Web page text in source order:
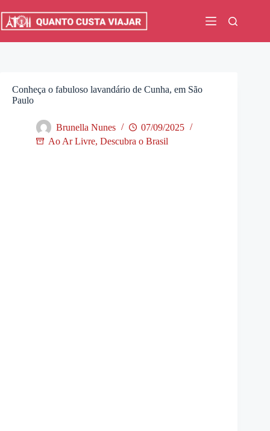
para
Conheça o fabuloso lavandário de Cunha, em São
Paulo
Brunella Nunes
07/09/2025
Ao Ar Livre, Descubra o Brasil